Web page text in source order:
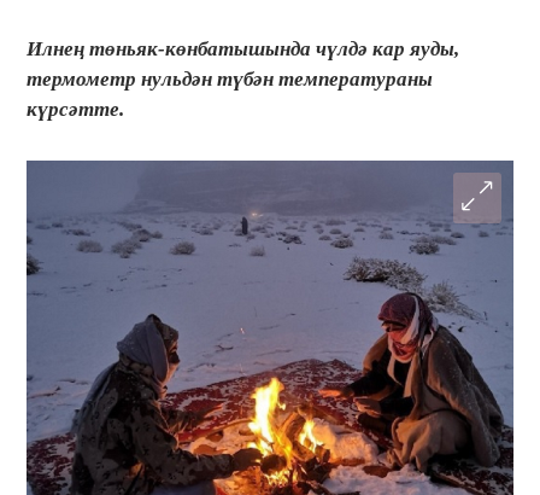
​​​​​​​Илнең төньяк-көнбатышында чүлдә кар яуды,
термометр нульдән түбән температураны
күрсәтте.